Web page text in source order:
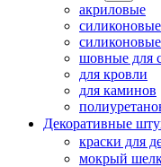
акриловые
шовные для
для кровли
для каминов
Декоративные
краски для
мокрый